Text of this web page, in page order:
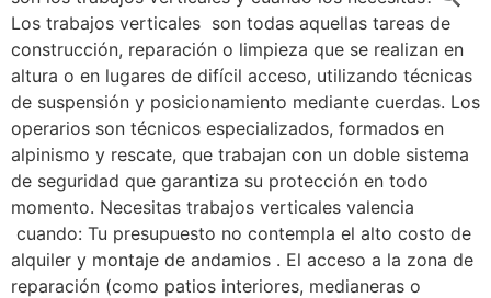
Los trabajos verticales son todas aquellas tareas de
construcción, reparación o limpieza que se realizan en
altura o en lugares de difícil acceso, utilizando técnicas
de suspensión y posicionamiento mediante cuerdas. Los
operarios son técnicos especializados, formados en
alpinismo y rescate, que trabajan con un doble sistema
de seguridad que garantiza su protección en todo
momento. Necesitas trabajos verticales valencia
cuando: Tu presupuesto no contempla el alto costo de
alquiler y montaje de andamios . El acceso a la zona de
reparación (como patios interiores, medianeras o